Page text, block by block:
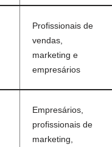
Profissionais de
vendas,
marketing e
empresários
Empresários,
profissionais de
marketing,